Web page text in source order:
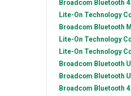
Broadcom Bluetooth
Lite-On Technology
Broadcom Bluetooth
Lite-On Technology
Lite-On Technology
Broadcom Bluetooth
Broadcom Bluetooth
Broadcom Bluetooth